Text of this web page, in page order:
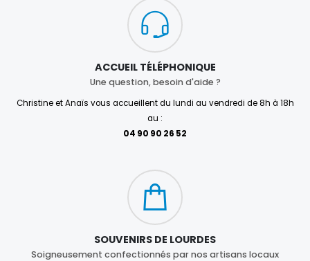
ACCUEIL TÉLÉPHONIQUE
Une question, besoin d'aide ?
Christine et Anaïs vous accueillent du lundi au vendredi de 8h à 18h
au :
04 90 90 26 52
SOUVENIRS DE LOURDES
Soigneusement confectionnés par nos artisans locaux